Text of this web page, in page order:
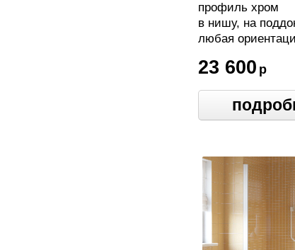
профиль хром
в нишу, на
напольный
любая
23 600 р